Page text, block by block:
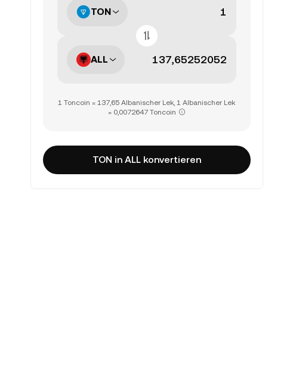
TON
ALL
1 Toncoin = 137,65 Albanischer Lek, 1 Albanischer Lek
= 0,0072647 Toncoin
TON in ALL konvertieren